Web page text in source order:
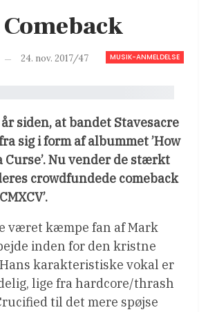
MUSIK-ANMELDELSE
24. nov. 2017/47
siden, at bandet Stavesacre
sig i form af albummet ’How
Curse’. Nu vender de stærkt
crowdfundede comeback
været kæmpe fan af Mark
inden for den kristne
karakteristiske vokal er
lige fra hardcore/thrash
til det mere spøjse